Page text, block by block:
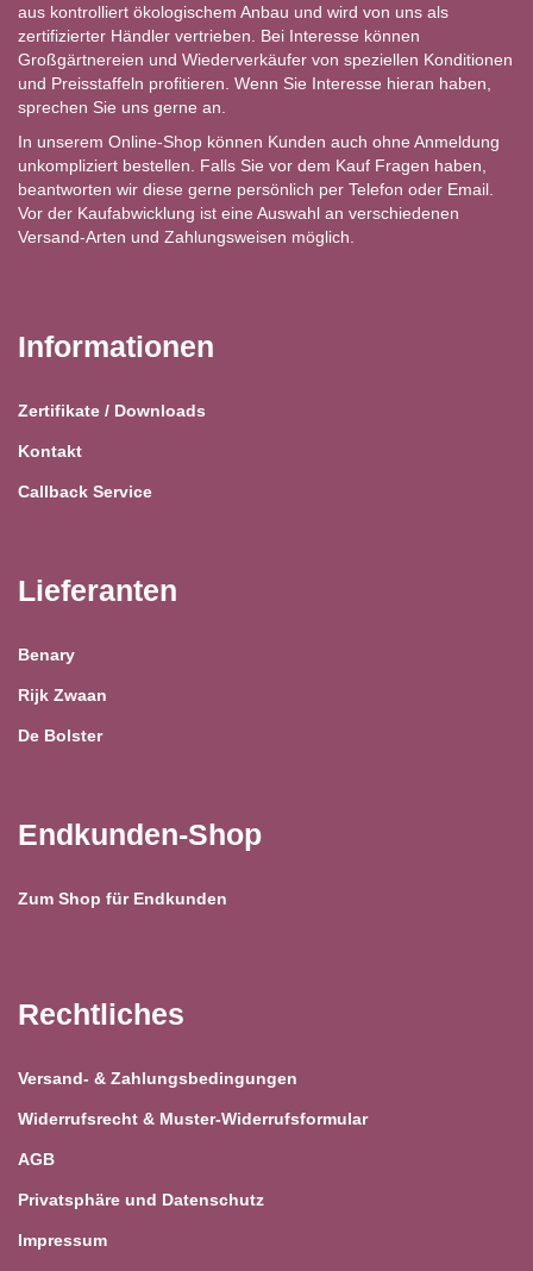
aus kontrolliert ökologischem Anbau und wird von uns als
zertifizierter Händler vertrieben. Bei Interesse können
Großgärtnereien und Wiederverkäufer von speziellen Konditionen
und Preisstaffeln profitieren. Wenn Sie Interesse hieran haben,
sprechen Sie uns gerne an.
In unserem Online-Shop können Kunden auch ohne Anmeldung
unkompliziert bestellen. Falls Sie vor dem Kauf Fragen haben,
beantworten wir diese gerne persönlich per Telefon oder Email.
Vor der Kaufabwicklung ist eine Auswahl an verschiedenen
Versand-Arten und Zahlungsweisen möglich.
Informationen
Zertifikate / Downloads
Kontakt
Callback Service
Lieferanten
Benary
Rijk Zwaan
De Bolster
Endkunden-Shop
Zum Shop für Endkunden
Rechtliches
Versand- & Zahlungsbedingungen
Widerrufsrecht & Muster-Widerrufsformular
AGB
Privatsphäre und Datenschutz
Impressum